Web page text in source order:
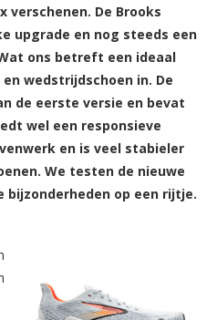
verschenen. De Brooks
upgrade en nog steeds een
ons betreft een ideaal
wedstrijdschoen in. De
de eerste versie en bevat
wel een responsieve
en is veel stabieler
We testen de nieuwe
bijzonderheden op een rijtje.